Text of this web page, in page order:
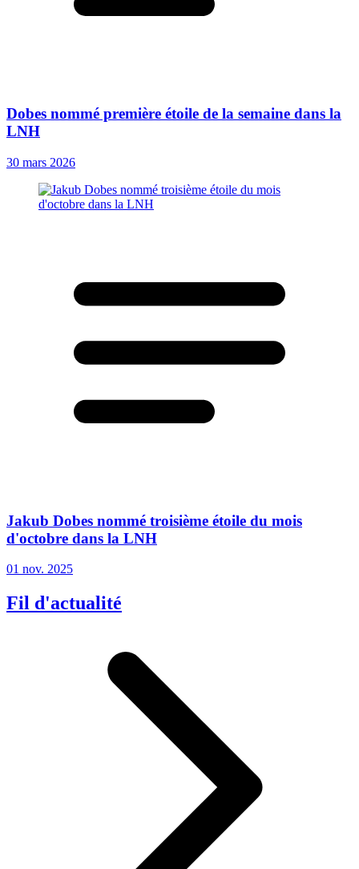
Dobes nommé première étoile de la semaine dans la
LNH
30 mars 2026
Jakub Dobes nommé troisième étoile du mois
d'octobre dans la LNH
01 nov. 2025
Fil d'actualité